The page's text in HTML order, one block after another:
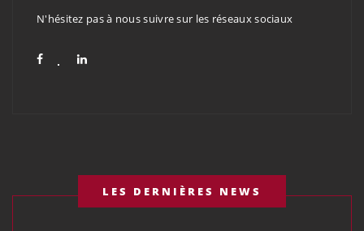
N'hésitez pas à nous suivre sur les réseaux sociaux
LES DERNIÈRES NEWS